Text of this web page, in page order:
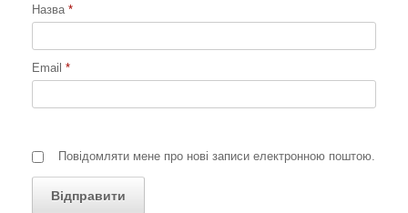
Назва *
Email *
Повідомляти мене про нові записи електронною поштою.